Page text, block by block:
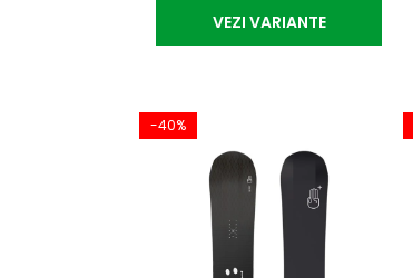
VEZI VARIANTE
-40%